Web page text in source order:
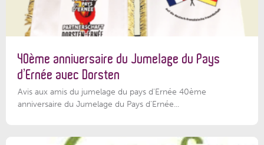
40ème anniversaire du Jumelage du Pays
d’Ernée avec Dorsten
Avis aux amis du jumelage du pays d'Ernée 40ème
anniversaire du Jumelage du Pays d'Ernée...